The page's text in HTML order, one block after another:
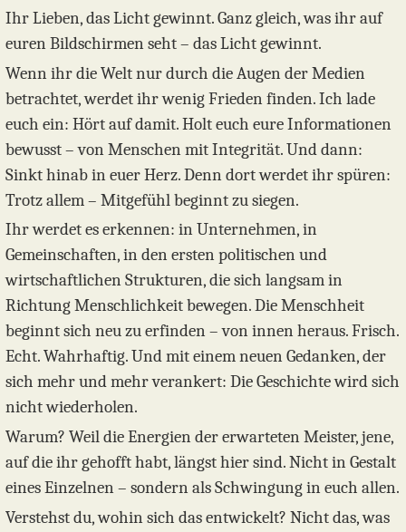
Ihr Lieben, das Licht gewinnt. Ganz gleich, was ihr auf
euren Bildschirmen seht – das Licht gewinnt.
Wenn ihr die Welt nur durch die Augen der Medien
betrachtet, werdet ihr wenig Frieden finden. Ich lade
euch ein: Hört auf damit. Holt euch eure Informationen
bewusst – von Menschen mit Integrität. Und dann:
Sinkt hinab in euer Herz. Denn dort werdet ihr spüren:
Trotz allem – Mitgefühl beginnt zu siegen.
Ihr werdet es erkennen: in Unternehmen, in
Gemeinschaften, in den ersten politischen und
wirtschaftlichen Strukturen, die sich langsam in
Richtung Menschlichkeit bewegen. Die Menschheit
beginnt sich neu zu erfinden – von innen heraus. Frisch.
Echt. Wahrhaftig. Und mit einem neuen Gedanken, der
sich mehr und mehr verankert: Die Geschichte wird sich
nicht wiederholen.
Warum? Weil die Energien der erwarteten Meister, jene,
auf die ihr gehofft habt, längst hier sind. Nicht in Gestalt
eines Einzelnen – sondern als Schwingung in euch allen.
Verstehst du, wohin sich das entwickelt? Nicht das, was